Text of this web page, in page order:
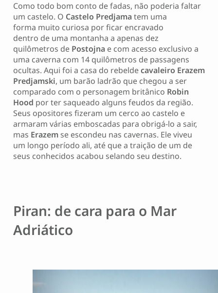
Como todo bom conto de fadas, não poderia faltar
um castelo. O Castelo Predjamatem uma
forma muito curiosa por ficar encravado
dentro de uma montanha a apenas dez
quilômetros de Postojnae com acesso exclusivo a
uma caverna com 14 quilômetros de passagens
ocultas. Aqui foi a casa do rebeldecavaleiro Erazem
Predjamski, um barão ladrão que chegou a ser
comparado com o personagem britânico Robin
Hood por ter saqueado alguns feudos da região.
Seus opositores fizeram um cerco ao castelo e
armaram várias emboscadas para obrigá-lo a sair,
mas Erazemse escondeu nas cavernas. Ele viveu
um longo período ali, até que a traição de um de
seus conhecidos acabou selando seu destino.
Piran: de cara para o Mar
Adriático